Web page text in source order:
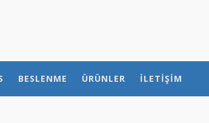
nasıl etkiliyor?
BESLENME ÜRÜNLER İLETIŞIM